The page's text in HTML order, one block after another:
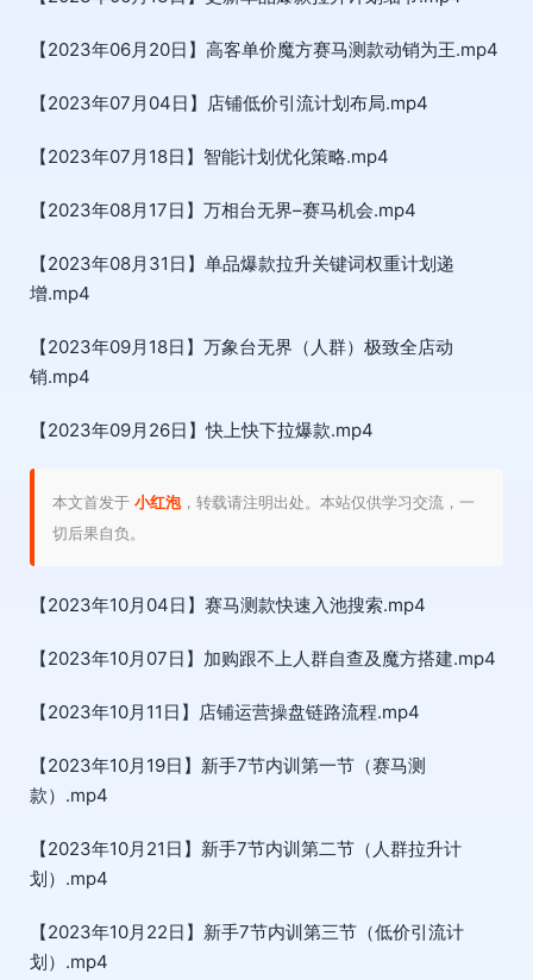
【2023年06月20日】高客单价魔方赛马测款动销为王.mp4
【2023年07月04日】店铺低价引流计划布局.mp4
【2023年07月18日】智能计划优化策略.mp4
【2023年08月17日】万相台无界–赛马机会.mp4
【2023年08月31日】单品爆款拉升关键词权重计划递
增.mp4
【2023年09月18日】万象台无界（人群）极致全店动
销.mp4
【2023年09月26日】快上快下拉爆款.mp4
本文首发于 小红泡，转载请注明出处。本站仅供学习交流，一
切后果自负。
【2023年10月04日】赛马测款快速入池搜索.mp4
【2023年10月07日】加购跟不上人群自查及魔方搭建.mp4
【2023年10月11日】店铺运营操盘链路流程.mp4
【2023年10月19日】新手7节内训第一节（赛马测
款）.mp4
【2023年10月21日】新手7节内训第二节（人群拉升计
划）.mp4
【2023年10月22日】新手7节内训第三节（低价引流计
划）.mp4